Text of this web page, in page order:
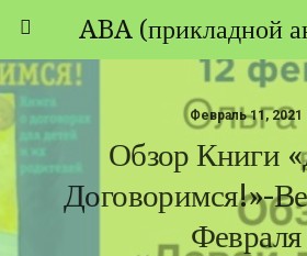
Февраль 11, 2021
Обзор Книги
Договоримся!»-
Февраля